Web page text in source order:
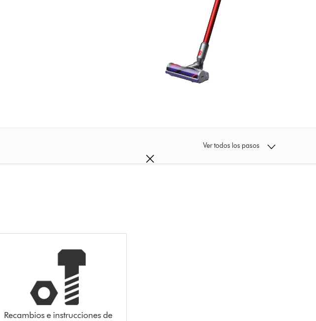
Ver todos los pasos
Recambios e instrucciones de